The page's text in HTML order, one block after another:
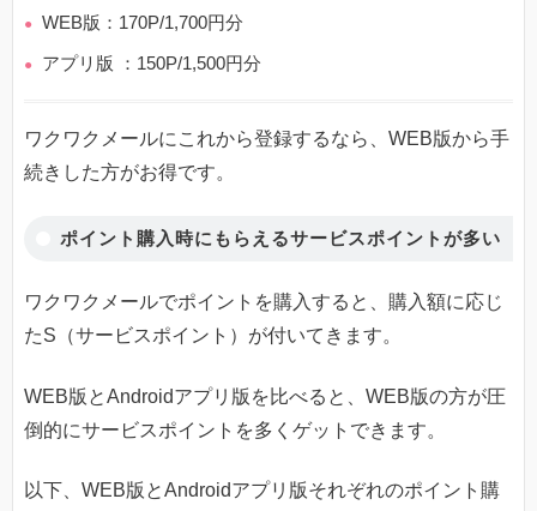
WEB版：170P/1,700円分
アプリ版 ：150P/1,500円分
ワクワクメールにこれから登録するなら、WEB版から手
続きした方がお得です。
ポイント購入時にもらえるサービスポイントが多い
ワクワクメールでポイントを購入すると、購入額に応じ
たS（サービスポイント）が付いてきます。
WEB版とAndroidアプリ版を比べると、WEB版の方が圧
倒的にサービスポイントを多くゲットできます。
以下、WEB版とAndroidアプリ版それぞれのポイント購